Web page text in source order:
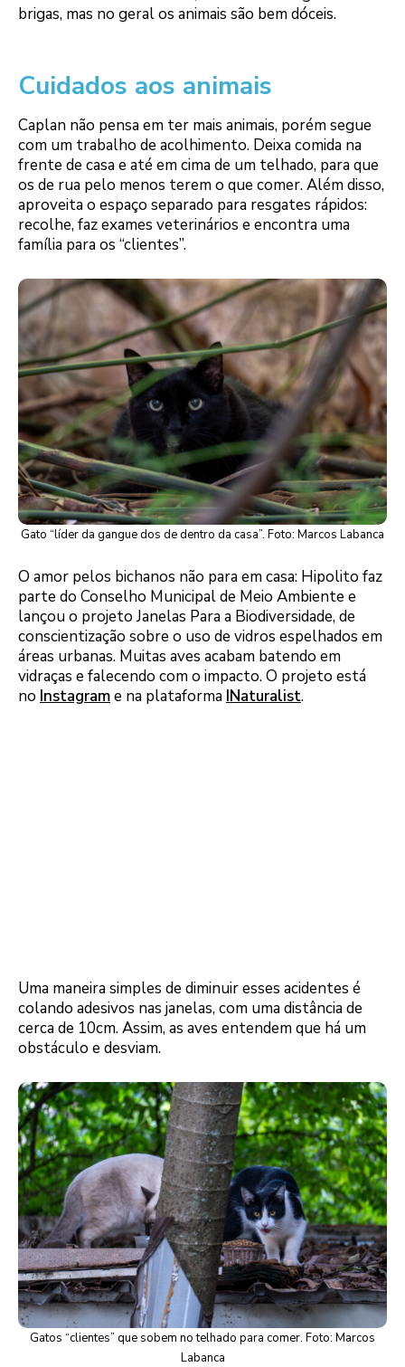
brigas, mas no geral os animais são bem dóceis.
Cuidados aos animais
Caplan não pensa em ter mais animais, porém segue
com um trabalho de acolhimento. Deixa comida na
frente de casa e até em cima de um telhado, para que
os de rua pelo menos terem o que comer. Além disso,
aproveita o espaço separado para resgates rápidos:
recolhe, faz exames veterinários e encontra uma
família para os “clientes”.
Gato “líder da gangue dos de dentro da casa”. Foto: Marcos Labanca
O amor pelos bichanos não para em casa: Hipolito faz
parte do Conselho Municipal de Meio Ambiente e
lançou o projeto Janelas Para a Biodiversidade, de
conscientização sobre o uso de vidros espelhados em
áreas urbanas. Muitas aves acabam batendo em
vidraças e falecendo com o impacto. O projeto está
no Instagrame na plataforma INaturalist.
Uma maneira simples de diminuir esses acidentes é
colando adesivos nas janelas, com uma distância de
cerca de 10cm. Assim, as aves entendem que há um
obstáculo e desviam.
Gatos “clientes” que sobem no telhado para comer. Foto: Marcos
Labanca